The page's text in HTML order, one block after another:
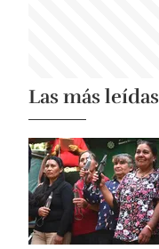
Las más leídas